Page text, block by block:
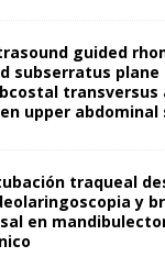
guided
subserratus plane
transversus
upper abdominal
traqueal
y
en